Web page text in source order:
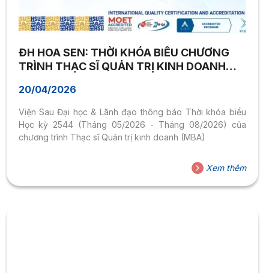
ĐH HOA SEN: THỜI KHÓA BIỂU CHƯƠNG
TRÌNH THẠC SĨ QUẢN TRỊ KINH DOANH
20/04/2026
Viện Sau Đại học & Lãnh đạo thông báo Thời khóa biểu
Học kỳ 2544 (Tháng 05/2026 - Tháng 08/2026) của
chương trình Thạc sĩ Quản trị kinh doanh (MBA)
Xem thêm